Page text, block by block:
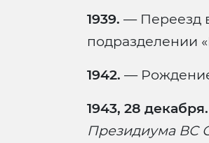
1939. — Переезд
подразделении
1942. —
1943, 28 декабря.
Президиума ВС